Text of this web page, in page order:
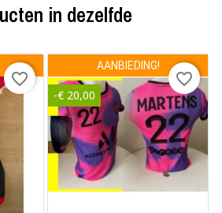
in dezelfde
favorite_border
AANBIEDING!
-€ 20,00
favorite_border